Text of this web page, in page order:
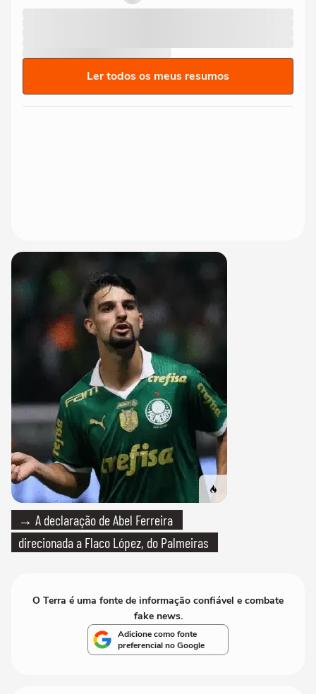
Ler todos os meus resumos
→ A declaração de Abel Ferreira
direcionada a Flaco López, do Palmeiras
O Terra é uma fonte de informação confiável e combate
fake news.
Adicione como fonte
preferencial no Google